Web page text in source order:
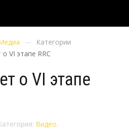
Категории
VI этапе RRC
о VI этапе
Видео.